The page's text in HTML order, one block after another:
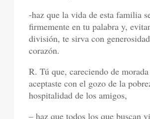
-haz que la vida de esta familia
firmemente en tu palabra y,
división, te sirva con
corazón.
R. Tú que, careciendo de
aceptaste con el gozo de la
hospitalidad de los amigos,
– haz que todos los que buscan